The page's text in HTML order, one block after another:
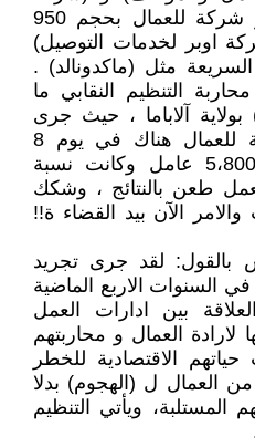
امازون للخدمات/ ثاني اكبر شركة للعمال بحجم 950
اوبر لخدمات التوصيل)
مثل (ماكدونالد) .
التنظيم النقابي ما
آلاباما ، حيث جرى
التصويت على تأسيس نقابة للعمال هناك في يوم 8
نيسان 2021، شارك فيها 5،800 عامل وكانت نسبة
العمل طعن بالنتائج ، وشكك
الآن بيد القضاء ة!!
بالقول: لقد جرى تجريد
السنوات الاربع الماضية
بين ادارات العمل
لارادة العمال و محاربتهم
الاقتصادية للخطر
العمال ل (الهجوم) بدلا
المستلبة، ويأتي التنظيم